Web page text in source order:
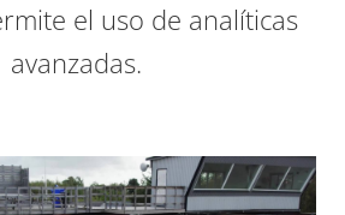
el uso de analíticas
avanzadas.